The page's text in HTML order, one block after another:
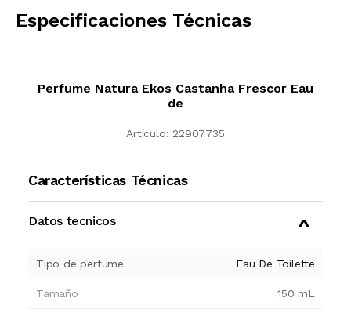
Especificaciones Técnicas
Perfume Natura Ekos Castanha Frescor Eau
de
Artículo: 22907735
Características Técnicas
Datos tecnicos
Tipo de perfume Eau De Toilette
Tamaño 150 mL